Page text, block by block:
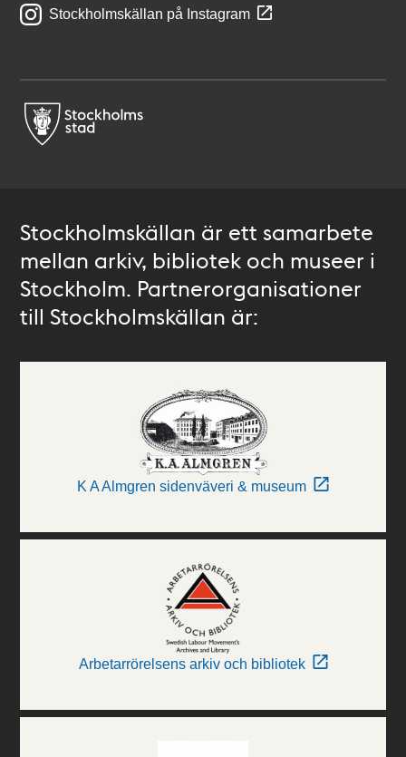
Stockholmskällan på Instagram
Stockholmskällan är ett samarbete
mellan arkiv, bibliotek och museer i
Stockholm. Partnerorganisationer
till Stockholmskällan är:
K A Almgren sidenväveri & museum
Arbetarrörelsens arkiv och bibliotek